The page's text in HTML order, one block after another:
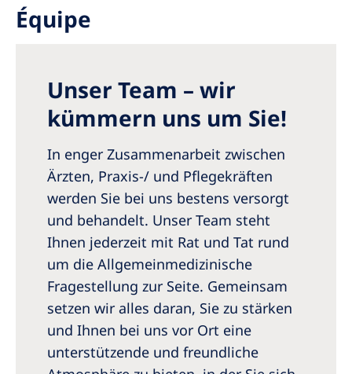
Romania
Serbia
Slovakia
Spain
Sweden
Switzerland
United Kingdom
Asia Pacific
Asia Pacific
Australia
Équipe
Unser Team – wir
kümmern uns um Sie!
In enger Zusammenarbeit zwischen
Ärzten, Praxis-/ und Pflegekräften
werden Sie bei uns bestens versorgt
und behandelt. Unser Team steht
Ihnen jederzeit mit Rat und Tat rund
um die Allgemeinmedizinische
Fragestellung zur Seite. Gemeinsam
setzen wir alles daran, Sie zu stärken
und Ihnen bei uns vor Ort eine
unterstützende und freundliche